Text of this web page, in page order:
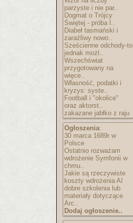
parzyste i nie par..
Dogmat o Trójcy
Świętej - próba l..
Diabeł tasmański i
zaraźliwy nowo..
Sześcienne odchody-to
jednak możl..
Wszechświat
przygotowany na
więce..
Własność, podatki i
kryzys: syste..
Football i "okolice"
oraz aktorst..
zakazane jabłko z raju
Ogłoszenia:
30 marca 1689r w
Polsce
Ostatnio rozważam
wdrożenie Symfonii w
chmu..
Jakie są rzeczywiste
koszty wdrożenia AI
dobre szkolenia lub
materiały dotyczące
Arc..
Dodaj ogłoszenie..